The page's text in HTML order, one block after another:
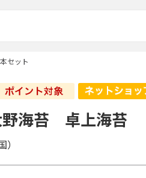
セット
野海苔 卓上海苔